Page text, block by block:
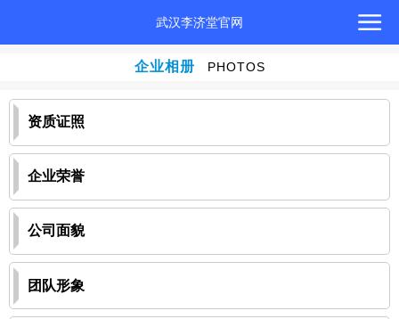
企业相册 PHOTOS
武汉李济堂官网
资质证照
企业荣誉
公司面貌
团队形象